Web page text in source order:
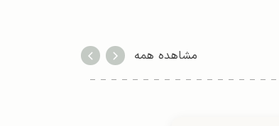
مشاهده همه